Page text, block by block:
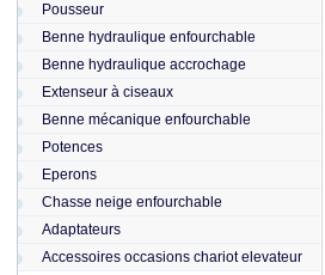
Pousseur
Benne hydraulique enfourchable
Benne hydraulique accrochage
Extenseur à ciseaux
Benne mécanique enfourchable
Potences
Eperons
Chasse neige enfourchable
Adaptateurs
Accessoires occasions chariot elevateur